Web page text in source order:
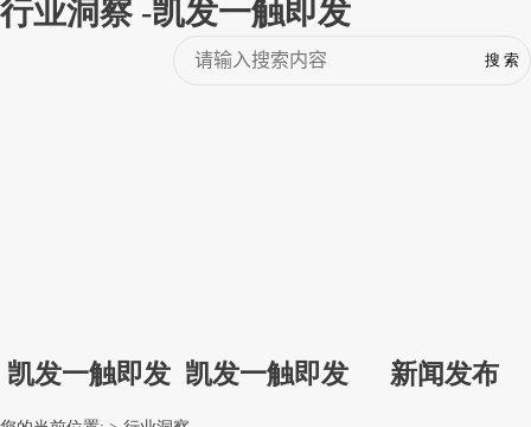
行业洞察 -凯发一触即发
凯发一触即发 凯发一触即发 新闻发布